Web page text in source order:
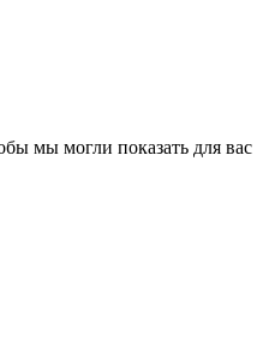
мы могли показать для вас